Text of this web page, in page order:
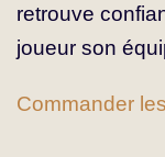
retrouve
joueur son
Commander